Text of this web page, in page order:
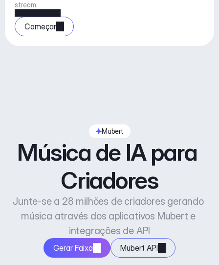
stream.
Começar
Mubert
Música de IA para
Criadores
Junte-se a 28 milhões de criadores gerando
música através dos aplicativos Mubert e
integrações de API
Gerar Faixa Mubert API